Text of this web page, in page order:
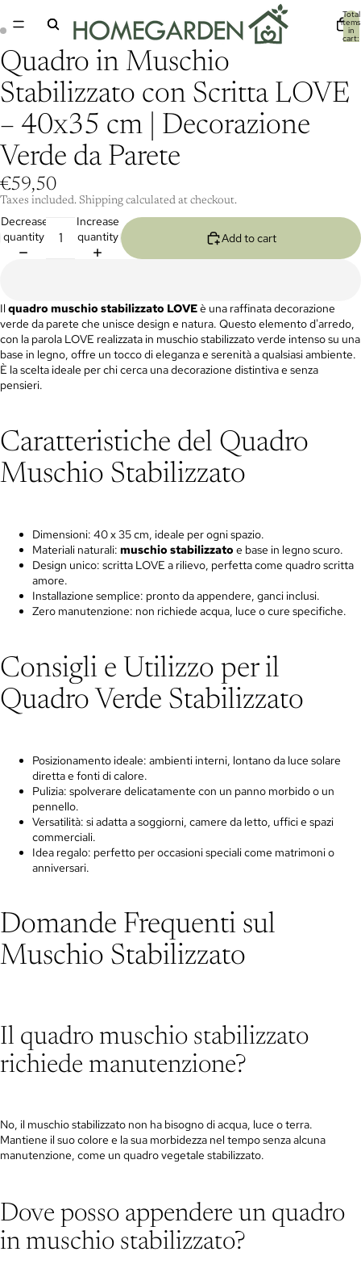
Total
items
in
cart:
Quadro in Muschio
Stabilizzato con Scritta LOVE
– 40x35 cm | Decorazione
Verde da Parete
€59,50
Taxes included. Shipping calculated at checkout.
Decrease
quantity
Increase
quantity
Add to cart
Il quadro muschio stabilizzato LOVEè una raffinata decorazione
verde da parete che unisce design e natura. Questo elemento d'arredo,
con la parola LOVE realizzata in muschio stabilizzato verde intenso su una
base in legno, offre un tocco di eleganza e serenità a qualsiasi ambiente.
È la scelta ideale per chi cerca una decorazione distintiva e senza
pensieri.
Caratteristiche del Quadro
Muschio Stabilizzato
Dimensioni: 40 x 35 cm, ideale per ogni spazio.
Materiali naturali: muschio stabilizzato e base in legno scuro.
Design unico: scritta LOVE a rilievo, perfetta come quadro scritta
amore.
Installazione semplice: pronto da appendere, ganci inclusi.
Zero manutenzione: non richiede acqua, luce o cure specifiche.
Consigli e Utilizzo per il
Quadro Verde Stabilizzato
Posizionamento ideale: ambienti interni, lontano da luce solare
diretta e fonti di calore.
Pulizia: spolverare delicatamente con un panno morbido o un
pennello.
Versatilità: si adatta a soggiorni, camere da letto, uffici e spazi
commerciali.
Idea regalo: perfetto per occasioni speciali come matrimoni o
anniversari.
Domande Frequenti sul
Muschio Stabilizzato
Il quadro muschio stabilizzato
richiede manutenzione?
No, il muschio stabilizzato non ha bisogno di acqua, luce o terra.
Mantiene il suo colore e la sua morbidezza nel tempo senza alcuna
manutenzione, come un quadro vegetale stabilizzato.
Dove posso appendere un quadro
in muschio stabilizzato?